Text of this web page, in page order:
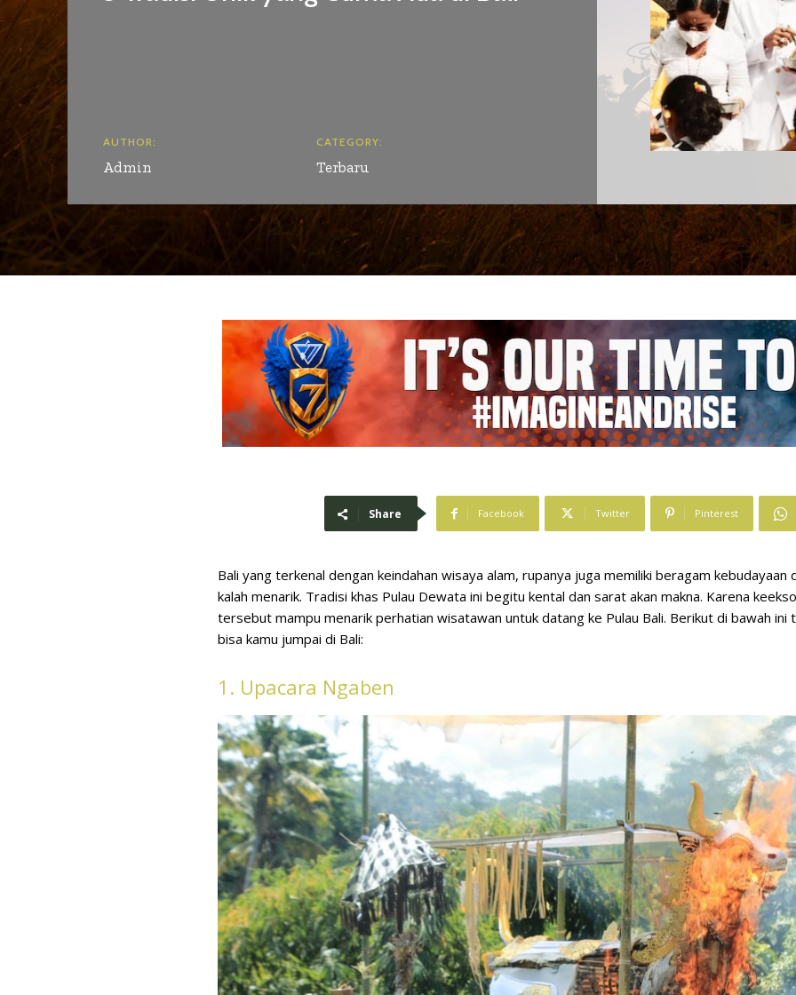
AUTHOR:
Admin
CATEGORY:
Terbaru
Share Facebook Twitter Pinterest
Bali yang terkenal dengan keindahan wisaya alam, rupanya juga memiliki beragam kebudayaan
kalah menarik. Tradisi khas Pulau Dewata ini begitu kental dan sarat akan makna. Karena
tersebut mampu menarik perhatian wisatawan untuk datang ke Pulau Bali. Berikut di bawah ini
bisa kamu jumpai di Bali:
1. Upacara Ngaben